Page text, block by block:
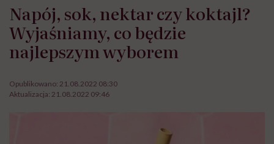
Napój, sok, nektar czy koktajl?
Wyjaśniamy, co będzie
najlepszym wyborem
Opublikowano: 21.08.2022 08:30
Aktualizacja: 21.08.2022 09:46